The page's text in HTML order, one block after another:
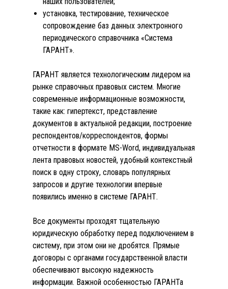
установка, тестирование, техническое
сопровождение баз данных электронного
периодического справочника «Система
ГАРАНТ».
ГАРАНТ является технологическим лидером на
рынке справочных правовых систем. Многие
современные информационные возможности,
такие как: гипертекст, представление
документов в актуальной редакции, построение
респондентов/корреспондентов, формы
отчетности в формате MS-Word, индивидуальная
лента правовых новостей, удобный контекстный
поиск в одну строку, словарь популярных
запросов и другие технологии впервые
появились именно в системе ГАРАНТ.
Все документы проходят тщательную
юридическую обработку перед подключением в
систему, при этом они не дробятся. Прямые
договоры с органами государственной власти
обеспечивают высокую надежность
информации. Важной особенностью ГАРАНТа